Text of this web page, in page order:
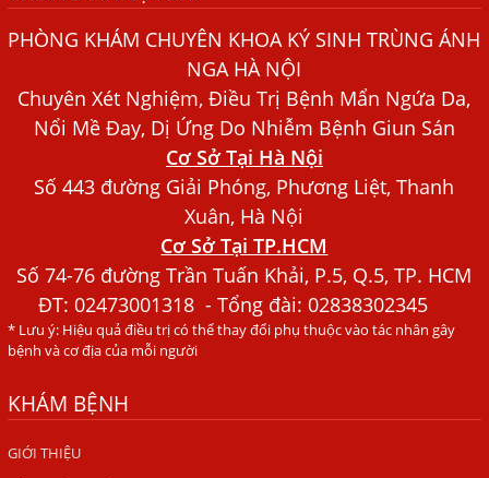
Dấu Hiệu Ngứa Da, Dị Ứng, Nổi Mề Đay Do Nhiễm Sán
Bác sĩ Nguyễn Ngọc Ánh Phòng Khám Ánh Nga Đề Tài
Nghiên Cứu Khoa
Xét Nghiệm Giun Sán Gồm Những Loại Nào? Chi Phí Bao
Người Đàn Ông Phát Ban Mẩn Đỏ Khắp Người, Sau Ba
Tháng Mới Tìm Ra Nguyên Nhân
Đau Mắt Đỏ, Nguyên Nhân Và Cách Điều Trị
HÀ NỘI – PHÁT BAN MẨN ĐỎ KHẮP NGƯỜI, ĐI KHÁM
Ăn hải sản sống, coi chừng nhiễm giun sán
TỔNG QUAN VỀ KÉM HẤP THU THỨC ĂN
PHÒNG KHÁM CHUYÊN KHOA KÝ SINH TRÙNG ÁNH
NGA HÀ NỘI
Chuyên Xét Nghiệm, Điều Trị Bệnh Mẩn Ngứa Da,
Nổi Mề Đay, Dị Ứng Do Nhiễm Bệnh Giun Sán
Cơ Sở Tại Hà Nội
Số 443 đường Giải Phóng, Phương Liệt, Thanh
Xuân, Hà Nội
Cơ Sở Tại TP.HCM
Số 74-76 đường Trần Tuấn Khải, P.5, Q.5, TP. HCM
ĐT:02473001318 - Tổng đài: 02838302345
* Lưu ý: Hiệu quả điều trị có thể thay đổi phụ thuộc vào tác nhân gây
bệnh và cơ địa của mỗi người
KHÁM BỆNH
GIỚI THIỆU